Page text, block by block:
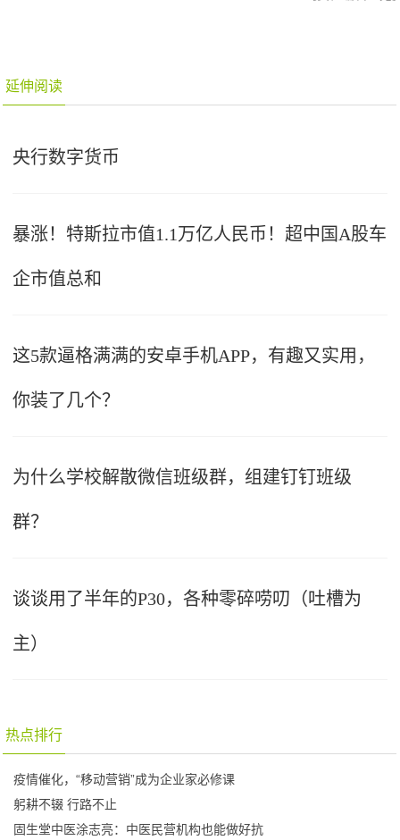
延伸阅读
央行数字货币
暴涨！特斯拉市值1.1万亿人民币！超中国A股车
企市值总和
这5款逼格满满的安卓手机APP，有趣又实用，
你装了几个？
为什么学校解散微信班级群，组建钉钉班级
群？
谈谈用了半年的P30，各种零碎唠叨（吐槽为
主）
热点排行
疫情催化，“移动营销”成为企业家必修课
躬耕不辍 行路不止
固生堂中医涂志亮：中医民营机构也能做好抗